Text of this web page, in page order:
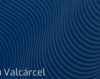
Valcárcel